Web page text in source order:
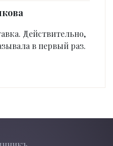
Действительно,
в первый раз.